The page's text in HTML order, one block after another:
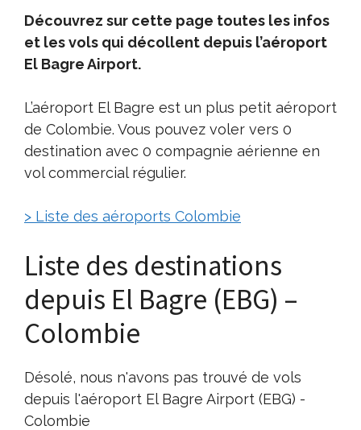
Découvrez sur cette page toutes les infos
et les vols qui décollent depuis l’aéroport
El Bagre Airport.
L’aéroport El Bagre est un plus petit aéroport
de Colombie. Vous pouvez voler vers 0
destination avec 0 compagnie aérienne en
vol commercial régulier.
> Liste des aéroports Colombie
Liste des destinations
depuis El Bagre (EBG) –
Colombie
Désolé, nous n'avons pas trouvé de vols
depuis l'aéroport El Bagre Airport (EBG) -
Colombie